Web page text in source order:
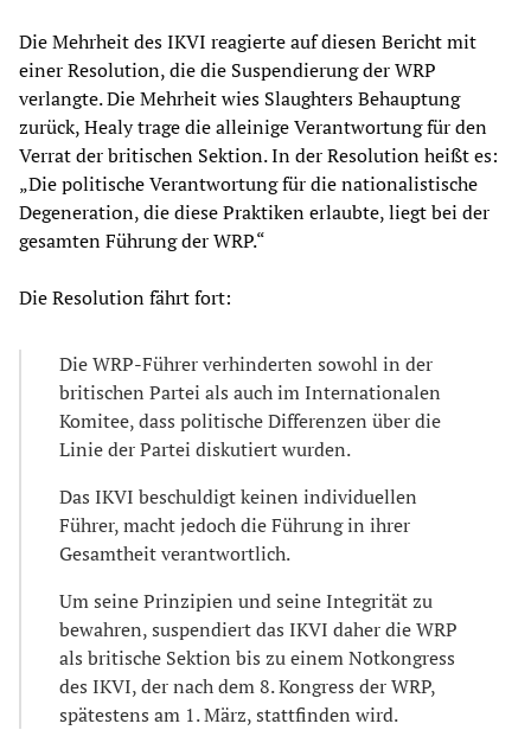
Die Mehrheit des IKVI reagierte auf diesen Bericht mit
einer Resolution, die die Suspendierung der WRP
verlangte. Die Mehrheit wies Slaughters Behauptung
zurück, Healy trage die alleinige Verantwortung für den
Verrat der britischen Sektion. In der Resolution heißt es:
„Die politische Verantwortung für die nationalistische
Degeneration, die diese Praktiken erlaubte, liegt bei der
gesamten Führung der WRP.“
Die Resolution fährt fort:
Die WRP-Führer verhinderten sowohl in der
britischen Partei als auch im Internationalen
Komitee, dass politische Differenzen über die
Linie der Partei diskutiert wurden.
Das IKVI beschuldigt keinen individuellen
Führer, macht jedoch die Führung in ihrer
Gesamtheit verantwortlich.
Um seine Prinzipien und seine Integrität zu
bewahren, suspendiert das IKVI daher die WRP
als britische Sektion bis zu einem Notkongress
des IKVI, der nach dem 8. Kongress der WRP,
spätestens am 1. März, stattfinden wird.